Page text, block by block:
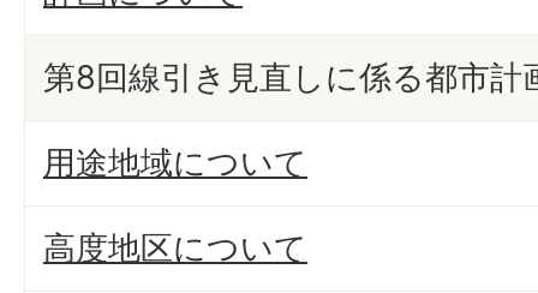
第8回線引き見直しに係る都市計
用途地域について
高度地区について